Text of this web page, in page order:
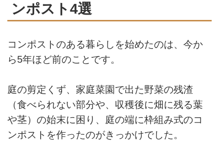
ンポスト4選
コンポストのある暮らしを始めたのは、今か
ら5年ほど前のことです。
庭の剪定くず、家庭菜園で出た野菜の残渣
（食べられない部分や、収穫後に畑に残る葉
や茎）の始末に困り、庭の端に枠組み式のコ
ンポストを作ったのがきっかけでした。